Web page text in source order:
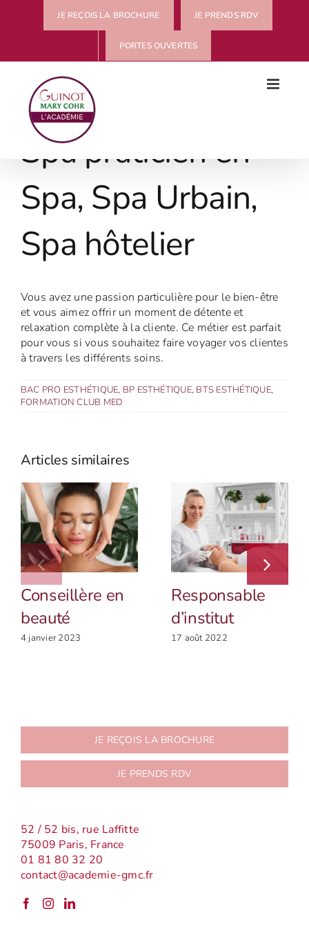
JE REÇOIS LA BROCHURE JE PRENDS RDV
PORTES OUVERTES
Spa praticien en
Spa, Spa Urbain,
Spa hôtelier
Vous avez une passion particulière pour le bien-être
et vous aimez offrir un moment de détente et
relaxation complète à la cliente. Ce métier est parfait
pour vous si vous souhaitez faire voyager vos clientes
à travers les différents soins.
BAC PRO ESTHÉTIQUE, BP ESTHÉTIQUE, BTS ESTHÉTIQUE,
FORMATION CLUB MED
Articles similaires
Conseillère en
beauté
4 janvier 2023
Responsable
d’institut
17 août 2022
JE REÇOIS LA BROCHURE
JE PRENDS RDV
52 / 52 bis, rue Laffitte
75009 Paris, France
01 81 80 32 20
contact@academie-gmc.fr